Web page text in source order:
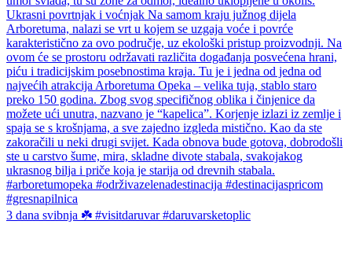
3 dana svibnja ☘️ #visitdaruvar #daruvarsketoplic